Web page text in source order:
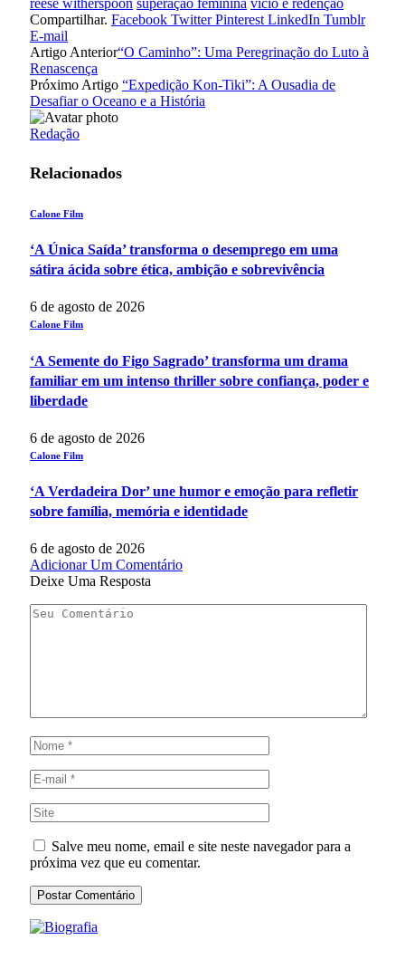
Compartilhar. Facebook Twitter Pinterest LinkedIn Tumblr
E-mail
Artigo Anterior“O Caminho”: Uma Peregrinação do Luto à
Renascença
Próximo Artigo “Expedição Kon-Tiki”: A Ousadia de
Desafiar o Oceano e a História
Redação
Relacionados
Calone Film
‘A Única Saída’ transforma o desemprego em uma
sátira ácida sobre ética, ambição e sobrevivência
6 de agosto de 2026
Calone Film
‘A Semente do Figo Sagrado’ transforma um drama
familiar em um intenso thriller sobre confiança, poder e
liberdade
6 de agosto de 2026
Calone Film
‘A Verdadeira Dor’ une humor e emoção para refletir
sobre família, memória e identidade
6 de agosto de 2026
Adicionar Um Comentário
Deixe Uma Resposta
Salve meu nome, email e site neste navegador para a
próxima vez que eu comentar.